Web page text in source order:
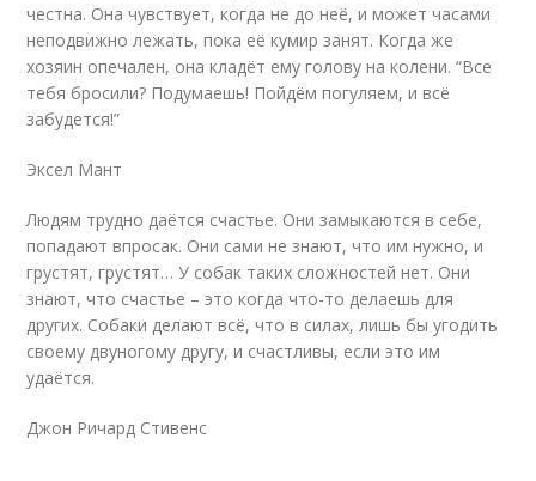
честна. Она чувствует, когда не до неё, и может часами
неподвижно лежать, пока её кумир занят. Когда же
хозяин опечален, она кладёт ему голову на колени. “Все
тебя бросили? Подумаешь! Пойдём погуляем, и всё
забудется!”
Эксел Мант
Людям трудно даётся счастье. Они замыкаются в себе,
попадают впросак. Они сами не знают, что им нужно, и
грустят, грустят… У собак таких сложностей нет. Они
знают, что счастье – это когда что-то делаешь для
других. Собаки делают всё, что в силах, лишь бы угодить
своему двуногому другу, и счастливы, если это им
удаётся.
Джон Ричард Стивенс